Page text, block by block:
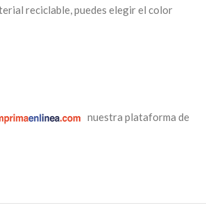
reciclable, puedes elegir el color
nuestra plataforma de